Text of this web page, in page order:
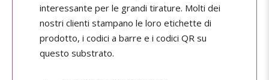
interessante per le grandi tirature. Molti dei
nostri clienti stampano le loro etichette di
prodotto, i codici a barre e i codici QR su
questo substrato.